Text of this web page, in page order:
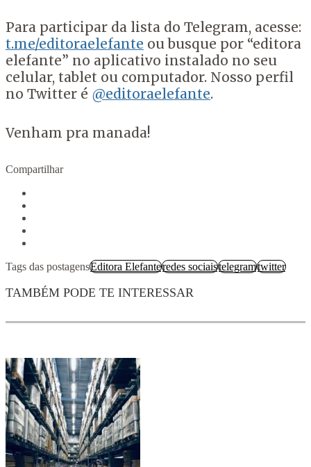
Para participar da lista do Telegram, acesse:
t.me/editoraelefante ou busque por “editora
elefante” no aplicativo instalado no seu
celular, tablet ou computador. Nosso perfil
no Twitter é @editoraelefante.
Venham pra manada!
Compartilhar
Tags das postagensEditora Elefanteredes sociaistelegramtwitter
TAMBÉM PODE TE INTERESSAR